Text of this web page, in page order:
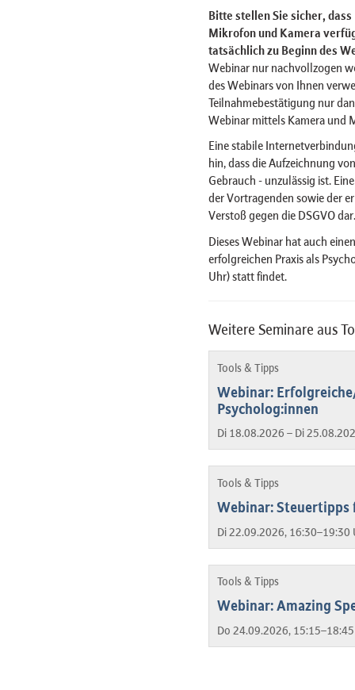
Bitte stellen Sie sicher,
Mikrofon und Kamera
tatsächlich zu Beginn des
Webinar nur nachvollzogen
des Webinars von Ihnen
Teilnahmebestätigung nur
Webinar mittels Kamera und
Eine stabile
hin, dass die Aufzeichnung
Gebrauch - unzulässig ist.
der Vortragenden sowie der
Verstoß gegen die DSGVO dar.
Dieses Webinar hat auch
erfolgreichen Praxis als
Uhr) statt findet.
Weitere Seminare aus
Tools & Tipps
Webinar:
Psycholog:innen
Di 18.08.2026 – Di
Tools & Tipps
Webinar: Steuertipps
Di 22.09.2026, 16:30–19:30
Tools & Tipps
Webinar: Amazing
Do 24.09.2026,